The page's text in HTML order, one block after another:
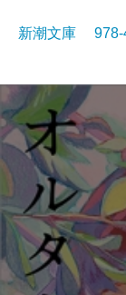
新潮文庫